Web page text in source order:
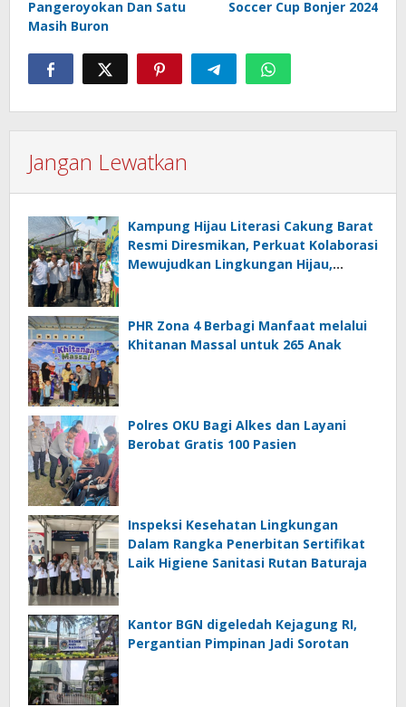
Pangeroyokan Dan Satu
Masih Buron
Soccer Cup Bonjer 2024
Jangan Lewatkan
Kampung Hijau Literasi Cakung Barat
Resmi Diresmikan, Perkuat Kolaborasi
Mewujudkan Lingkungan Hijau,
PHR Zona 4 Berbagi Manfaat melalui
Khitanan Massal untuk 265 Anak
Polres OKU Bagi Alkes dan Layani
Berobat Gratis 100 Pasien
Inspeksi Kesehatan Lingkungan
Dalam Rangka Penerbitan Sertifikat
Laik Higiene Sanitasi Rutan Baturaja
Kantor BGN digeledah Kejagung RI,